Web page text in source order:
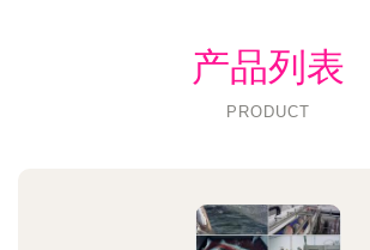
产品列表
PRODUCT